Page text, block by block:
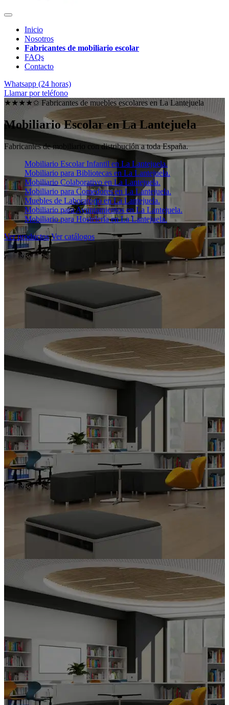
Inicio
Nosotros
Fabricantes de mobiliario escolar
FAQs
Contacto
Whatsapp (24 horas)
Llamar por teléfono
★★★★✩ Fabricantes de muebles escolares en La Lantejuela
Mobiliario Escolar enLa Lantejuela
Fabricantes de mobiliario con distribución a toda España.
Mobiliario Escolar Infantil en La Lantejuela.
Mobiliario para Bibliotecas en La Lantejuela.
Mobiliario Colaborativo en La Lantejuela.
Mobiliario para Comedores en La Lantejuela.
Muebles de Laboratorio en La Lantejuela.
Mobiliario para Ayuntamientos en La Lantejuela.
Mobiliario para Hostelería en La Lantejuela.
Ver productos Ver catálogos